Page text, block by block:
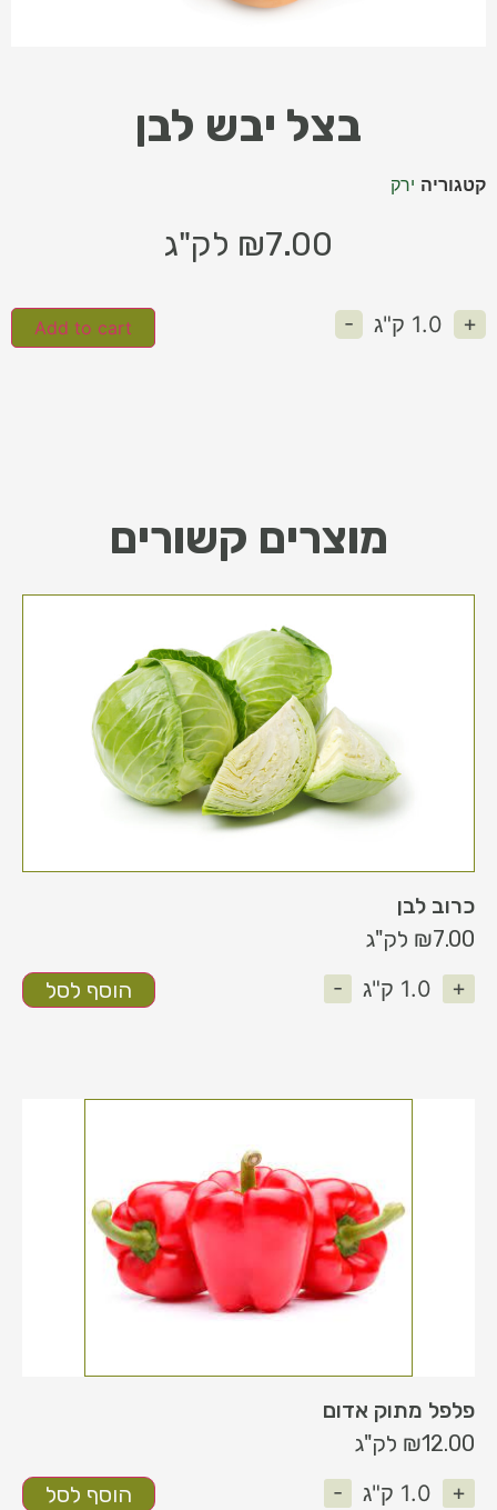
בצל יבש לבן
קטגוריה ירק
₪7.00 לק"ג
- 1.0 ק"ג +
Add to cart
מוצרים קשורים
כרוב לבן
₪7.00
לק"ג
-
1.0 ק"ג + הוסף לסל
פלפל מתוק אדום
₪12.00
לק"ג
-
1.0 ק"ג + הוסף לסל